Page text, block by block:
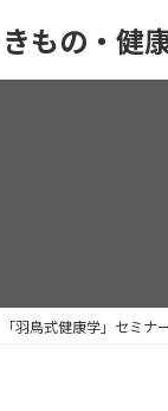
「羽鳥式健康学」セミナ